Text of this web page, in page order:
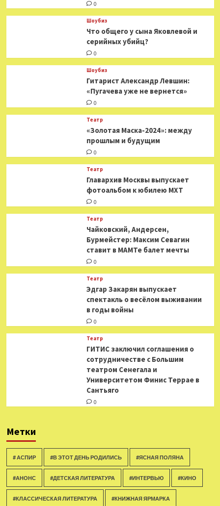
0
Шоубиз
Что общего у сына Яковлевой и
серийных убийц?
0
Шоубиз
Гитарист Александр Левшин:
«Пугачева уже не вернется»
0
Театр
«Золотая Маска-2024»: между
прошлым и будущим
0
Театр
​​Главархив Москвы выпускает
фотоальбом к юбилею МХТ
0
Театр
​​Чайковский, Андерсен,
Бурмейстер: Максим Севагин
ставит в МАМТе балет мечты
0
Театр
Эдгар Закарян выпускает
спектакль о весёлом выживании
в годы войны
0
Театр
ГИТИС заключил соглашения о
сотрудничестве с Большим
театром Сенегала и
Университетом Финис Террае в
Сантьяго
0
Метки
# АСПИР #В ЭТОТ ДЕНЬ РОДИЛИСЬ #ЯСНАЯ ПОЛЯНА
#АНОНС #ДЕТСКАЯ ЛИТЕРАТУРА #ИНТЕРВЬЮ #КИНО
#КЛАССИЧЕСКАЯ ЛИТЕРАТУРА #КНИЖНАЯ ЯРМАРКА